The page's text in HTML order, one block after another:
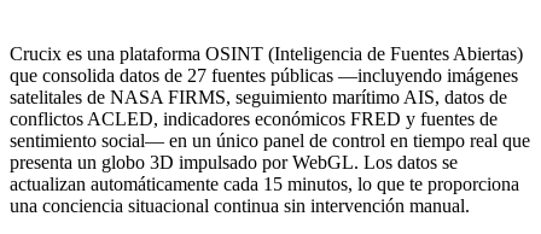
Crucix es una plataforma OSINT (Inteligencia de Fuentes Abiertas)
que consolida datos de 27 fuentes públicas —incluyendo imágenes
satelitales de NASA FIRMS, seguimiento marítimo AIS, datos de
conflictos ACLED, indicadores económicos FRED y fuentes de
sentimiento social— en un único panel de control en tiempo real que
presenta un globo 3D impulsado por WebGL. Los datos se
actualizan automáticamente cada 15 minutos, lo que te proporciona
una conciencia situacional continua sin intervención manual.